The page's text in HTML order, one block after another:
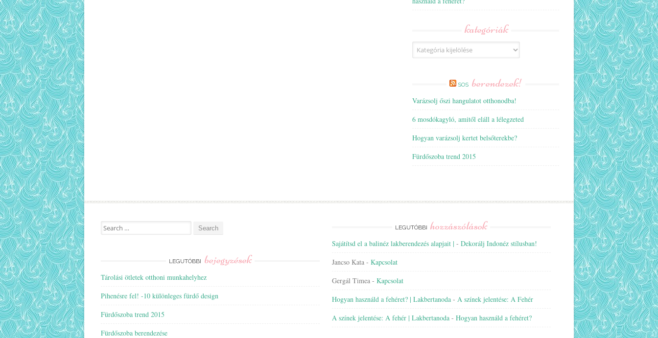
kategóriák
Kategóriák
SOS berendezek!
Varázsolj őszi hangulatot otthonodba!
6 mosdókagyló, amitől eláll a lélegzeted
Hogyan varázsolj kertet belsőterekbe?
Fürdőszoba trend 2015
Search
for:
LEGUTÓBBI bejegyzések
Tárolási ötletek otthoni munkahelyhez
Pihenésre fel! -10 különleges fürdő design
Fürdőszoba trend 2015
Fürdőszoba berendezése
LEGUTÓBBI hozzászólások
Sajátítsd el a balinéz lakberendezés alapjait | - Dekorálj Indonéz stílusban!
Jancso Kata- Kapcsolat
Gergál Timea- Kapcsolat
Hogyan használd a fehéret? | Lakbertanoda- A színek jelentése: A Fehér
A színek jelentése: A fehér | Lakbertanoda- Hogyan használd a fehéret?